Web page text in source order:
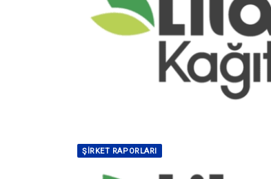
ŞIRKET RAPORLARI